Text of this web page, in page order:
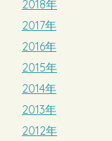
2018年
2017年
2016年
2015年
2014年
2013年
2012年